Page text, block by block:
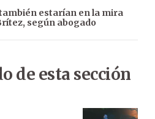
estarían en la mira
según abogado
de esta sección